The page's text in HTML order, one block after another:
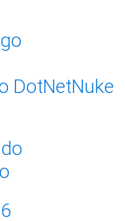
DotNetNuke